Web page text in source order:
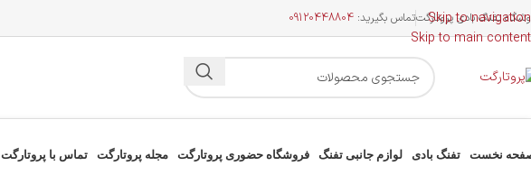
Skip to navigation
Skip to main content
تفنگ بادی پروتارگتتماس بگیرید: 09120448804
نخست تفنگ بادی لوازم جانبی تفنگ فروشگاه حضوری پروتارگت مجله پروتارگت تماس با پروتارگت